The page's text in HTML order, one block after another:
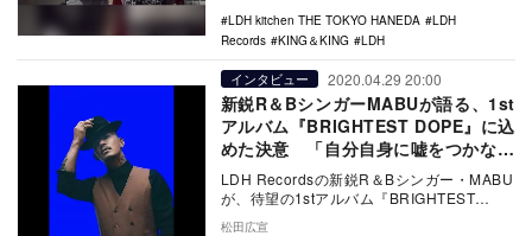
LDH kitchen THE TOKYO HANEDA
LDH
Records
KING＆KING LDH
インタビュー 2020.04.29 20:00
新鋭R＆BシンガーMABUが語る、1st
アルバム『BRIGHTEST DOPE』に込
めた決意 「自分自身に嘘をつかない
ことは大事」
LDH Recordsの新鋭R＆Bシンガー・MABU
が、待望の1stアルバム『BRIGHTEST
DOPE』を本人の誕生日にして…
松田広宣